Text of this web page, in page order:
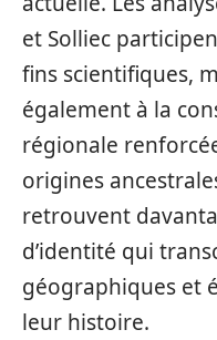
et Solliec
fins scientifiques,
également à la
régionale
origines
retrouvent
d’identité qui
géographiques et
leur histoire.